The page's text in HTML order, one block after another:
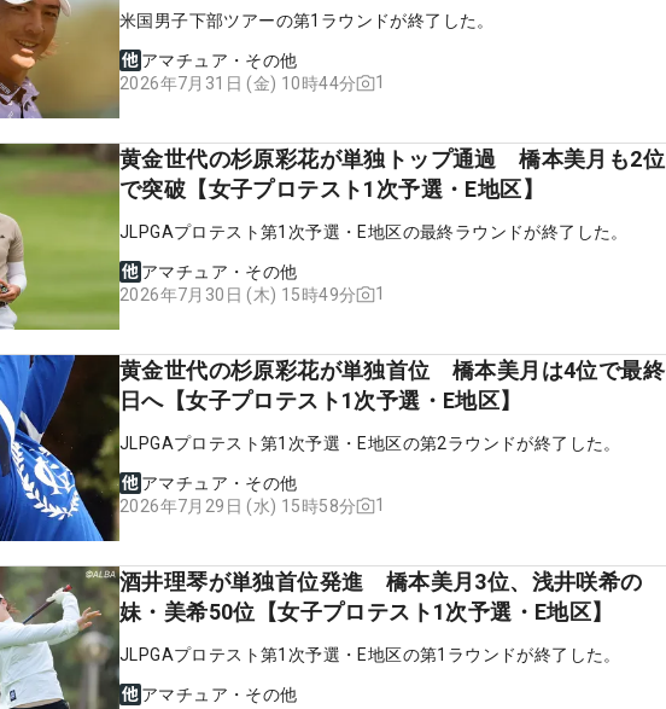
米国男子下部ツアーの第1ラウンドが終了した。
アマチュア・その他
2026年7月31日 (金) 10時44分
1
黄金世代の杉原彩花が単独トップ通過 橋本美月も2位
で突破【女子プロテスト1次予選・E地区】
JLPGAプロテスト第1次予選・E地区の最終ラウンドが終了した。
アマチュア・その他
2026年7月30日 (木) 15時49分
1
黄金世代の杉原彩花が単独首位 橋本美月は4位で最終
日へ【女子プロテスト1次予選・E地区】
JLPGAプロテスト第1次予選・E地区の第2ラウンドが終了した。
アマチュア・その他
2026年7月29日 (水) 15時58分
1
酒井理琴が単独首位発進 橋本美月3位、浅井咲希の
妹・美希50位【女子プロテスト1次予選・E地区】
JLPGAプロテスト第1次予選・E地区の第1ラウンドが終了した。
アマチュア・その他